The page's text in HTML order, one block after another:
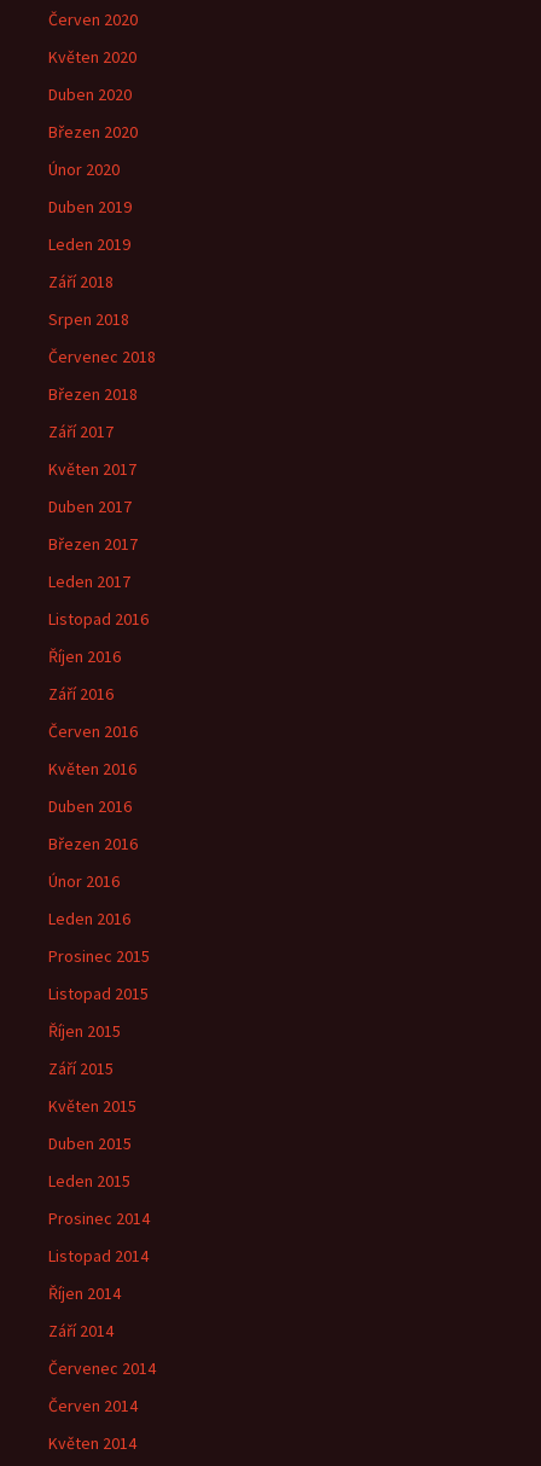
Červen 2020
Květen 2020
Duben 2020
Březen 2020
Únor 2020
Duben 2019
Leden 2019
Září 2018
Srpen 2018
Červenec 2018
Březen 2018
Září 2017
Květen 2017
Duben 2017
Březen 2017
Leden 2017
Listopad 2016
Říjen 2016
Září 2016
Červen 2016
Květen 2016
Duben 2016
Březen 2016
Únor 2016
Leden 2016
Prosinec 2015
Listopad 2015
Říjen 2015
Září 2015
Květen 2015
Duben 2015
Leden 2015
Prosinec 2014
Listopad 2014
Říjen 2014
Září 2014
Červenec 2014
Červen 2014
Květen 2014